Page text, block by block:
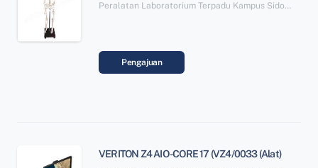
Peralatan Laboratorium Terpadu Kampus Sidotopo SBSN Paket 6
Pengajuan
VERITON Z4 AIO -CORE 17 (VZ4/0033 (Alat)